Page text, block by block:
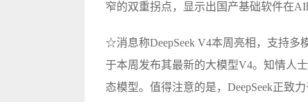
窄的双重拐点，显示出国产基础软件在
☆消息称DeepSeek V4本周亮相，支持多
于本周发布其最新的大模型V4。知情人
态模型。值得注意的是，DeepSeek正致